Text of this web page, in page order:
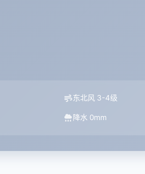
东北风 3-4级
降水 0mm